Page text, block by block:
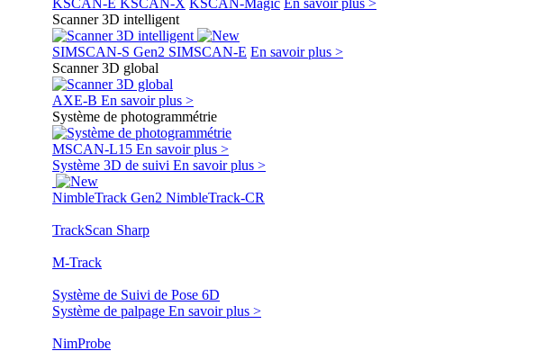
KSCAN-E KSCAN-X KSCAN-Magic En savoir plus >
Scanner 3D intelligent
SIMSCAN-S Gen2 SIMSCAN-E En savoir plus >
Scanner 3D global
AXE-B En savoir plus >
Système de photogrammétrie
MSCAN-L15 En savoir plus >
Système 3D de suivi En savoir plus >
NimbleTrack Gen2 NimbleTrack-CR
TrackScan Sharp
M-Track
Système de Suivi de Pose 6D
Système de palpage En savoir plus >
NimProbe